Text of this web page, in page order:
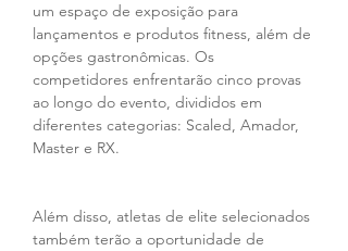
um espaço de exposição para
lançamentos e produtos fitness, além de
opções gastronômicas. Os
competidores enfrentarão cinco provas
ao longo do evento, divididos em
diferentes categorias: Scaled, Amador,
Master e RX.
Além disso, atletas de elite selecionados
também terão a oportunidade de